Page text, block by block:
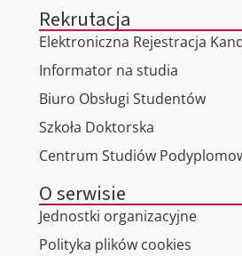
Rekrutacja
Elektroniczna Rejestracja
Informator na studia
Biuro Obsługi Studentów
Szkoła Doktorska
Centrum Studiów
O serwisie
Jednostki organizacyjne
Polityka plików cookies